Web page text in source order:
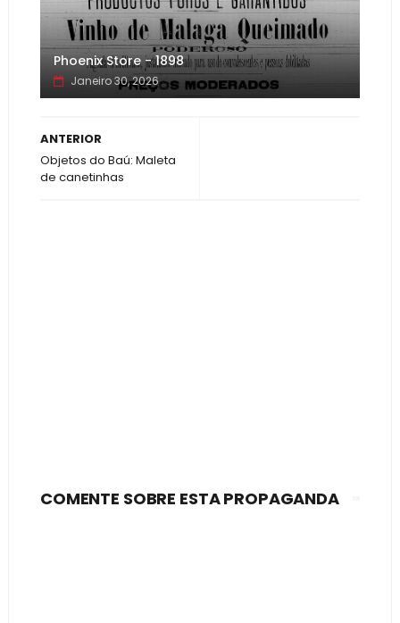
Phoenix Store - 1898
Janeiro 30, 2026
ANTERIOR
Objetos do Baú: Maleta
de canetinhas
COMENTE SOBRE ESTA PROPAGANDA